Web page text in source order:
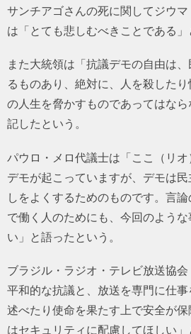
サンチアゴさんの死に関してジウ
は「とても悲しむべきことである」
また大統領は「抗議デモの自由は
るものあり、絶対に、人を殺した
の人生を脅かすものであってはな
記したという。
パウロ・メロ代議士は「ここ（リ
デモが起こっていますが、デモは
しをよくするためのものです。言
で働く人のためにも、今回のよう
い」と語ったという。
ブラジル・ラジオ・テレビ放送協
平和的な抗議と、放送を専門に仕
述べたり使命を果たす上で安全が
はセキュリティに配慮してほしい」